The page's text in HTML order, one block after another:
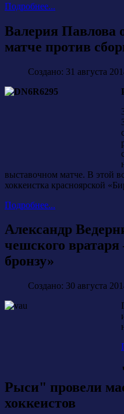
Подробнее...
Валерия Павлова
матче против
Создано: 31 августа
выставочном матче. В этой
хоккеистка красноярской
Подробнее...
Александр
чешского вратаря
бронзу»
Создано: 30 августа
Рыси" провели
хоккеистов